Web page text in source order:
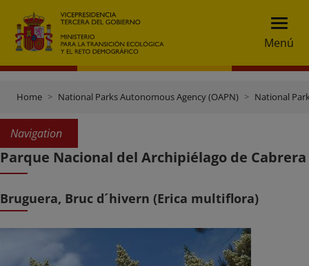
Menú
Home National Parks Autonomous Agency (OAPN) National
Navigation
Parque Nacional del Archipiélago de Cabrera
Bruguera, Bruc d´hivern (Erica multiflora)